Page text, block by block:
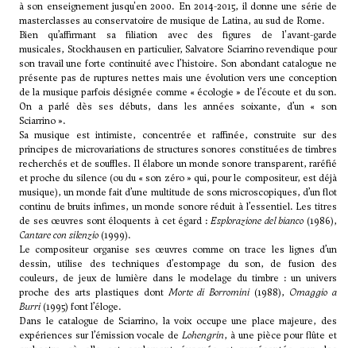
à son enseignement jusqu'en 2000. En 2014-2015, il donne une série de
masterclasses au conservatoire de musique de Latina, au sud de Rome.
Bien qu’affirmant sa filiation avec des figures de l'avant-garde
musicales, Stockhausen en particulier, Salvatore Sciarrino revendique pour
son travail une forte continuité avec l’histoire. Son abondant catalogue ne
présente pas de ruptures nettes mais une évolution vers une conception
de la musique parfois désignée comme « écologie » de l’écoute et du son.
On a parlé dès ses débuts, dans les années soixante, d’un « son
Sciarrino ».
Sa musique est intimiste, concentrée et raffinée, construite sur des
principes de microvariations de structures sonores constituées de timbres
recherchés et de souffles. Il élabore un monde sonore transparent, raréfié
et proche du silence (ou du « son zéro » qui, pour le compositeur, est déjà
musique), un monde fait d’une multitude de sons microscopiques, d’un flot
continu de bruits infimes, un monde sonore réduit à l’essentiel. Les titres
de ses œuvres sont éloquents à cet égard :Esplorazione del bianco (1986),
Cantare con silenzio (1999).
Le compositeur organise ses œuvres comme on trace les lignes d’un
dessin, utilise des techniques d’estompage du son, de fusion des
couleurs, de jeux de lumière dans le modelage du timbre : un univers
proche des arts plastiques dont Morte di Borromini(1988), Omaggio a
Burri(1995) font l’éloge.
Dans le catalogue de Sciarrino, la voix occupe une place majeure, des
expériences sur l’émission vocale deLohengrin, à une pièce pour flûte et